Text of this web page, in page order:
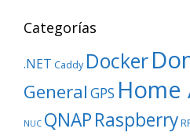
Categorías
.NET Caddy Docker
General GPS Home
NUC QNAPRaspberry